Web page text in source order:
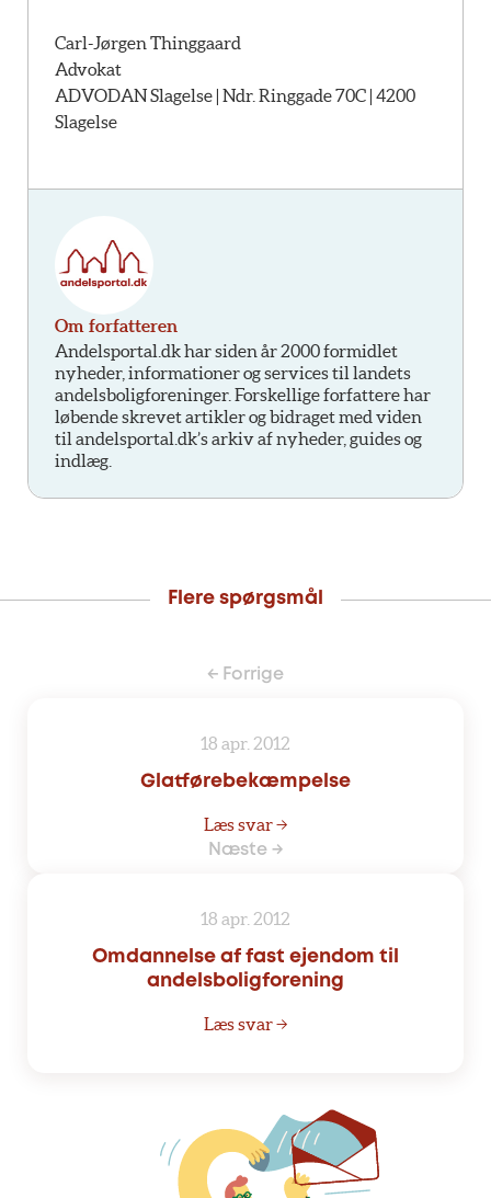
Carl-Jørgen Thinggaard
Advokat
ADVODAN Slagelse | Ndr. Ringgade 70C | 4200
Slagelse
Om forfatteren
Andelsportal.dk har siden år 2000 formidlet
nyheder, informationer og services til landets
andelsboligforeninger. Forskellige forfattere har
løbende skrevet artikler og bidraget med viden
til andelsportal.dk’s arkiv af nyheder, guides og
indlæg.
Flere spørgsmål
← Forrige
18 apr. 2012
Glatførebekæmpelse
Læs svar →
Næste →
18 apr. 2012
Omdannelse af fast ejendom til
andelsboligforening
Læs svar →